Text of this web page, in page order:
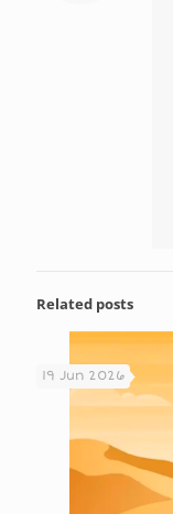
Related posts
19 Jun 2026